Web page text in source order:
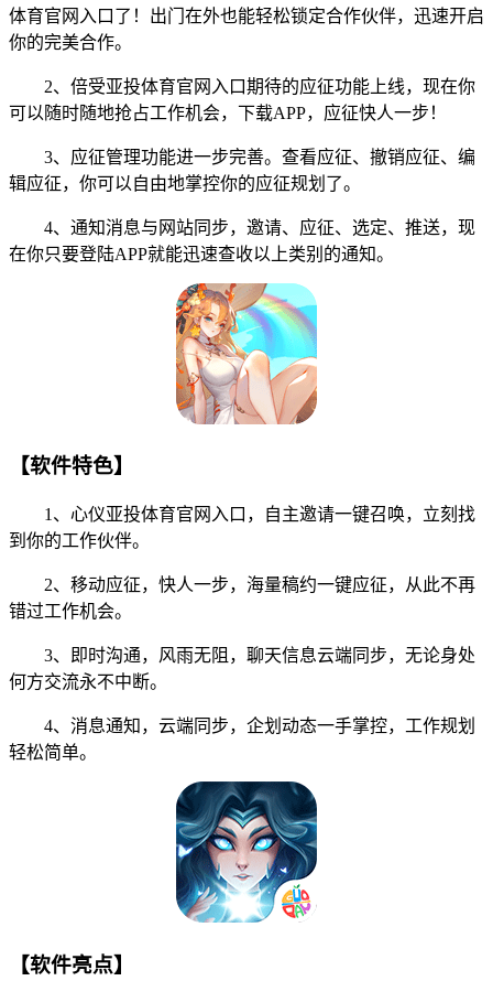
体育官网入口了！出门在外也能轻松锁定合作伙伴，迅速开启
你的完美合作。
2、倍受亚投体育官网入口期待的应征功能上线，现在你
可以随时随地抢占工作机会，下载APP，应征快人一步！
3、应征管理功能进一步完善。查看应征、撤销应征、编
辑应征，你可以自由地掌控你的应征规划了。
4、通知消息与网站同步，邀请、应征、选定、推送，现
在你只要登陆APP就能迅速查收以上类别的通知。
【软件特色】
1、心仪亚投体育官网入口，自主邀请一键召唤，立刻找
到你的工作伙伴。
2、移动应征，快人一步，海量稿约一键应征，从此不再
错过工作机会。
3、即时沟通，风雨无阻，聊天信息云端同步，无论身处
何方交流永不中断。
4、消息通知，云端同步，企划动态一手掌控，工作规划
轻松简单。
【软件亮点】